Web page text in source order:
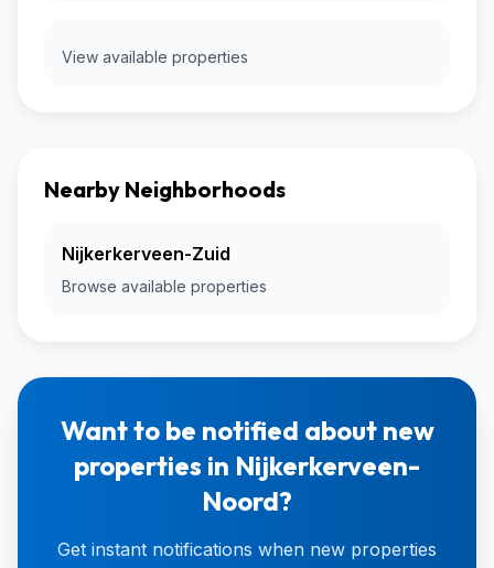
View available properties
Nearby Neighborhoods
Nijkerkerveen-Zuid
Browse available properties
Want to be notified about new
properties in Nijkerkerveen-
Noord?
Get instant notifications when new properties